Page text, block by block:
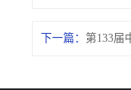
下一篇：